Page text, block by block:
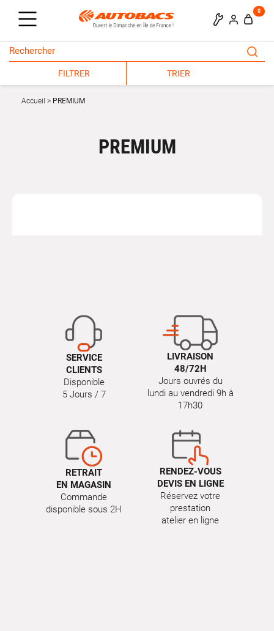
0
FILTRER TRIER
Accueil PREMIUM
PREMIUM
SERVICE
CLIENTS
Disponible
5 Jours / 7
LIVRAISON
48/72H
Jours ouvrés du
lundi au vendredi 9h à
17h30
RETRAIT
EN MAGASIN
Commande
disponible sous 2H
RENDEZ-VOUS
DEVIS EN LIGNE
Réservez votre
prestation
atelier en ligne